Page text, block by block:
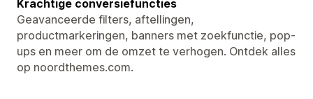
Krachtige conversiefuncties
Geavanceerde filters, aftellingen,
productmarkeringen, banners met zoekfunctie, pop-
ups en meer om de omzet te verhogen. Ontdek alles
op noordthemes.com.